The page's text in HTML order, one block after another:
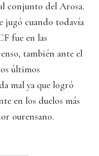
conjunto del Arosa.
jugó cuando todavía
fue en las
también ante el
últimos
mal ya que logró
en los duelos más
ourensano.